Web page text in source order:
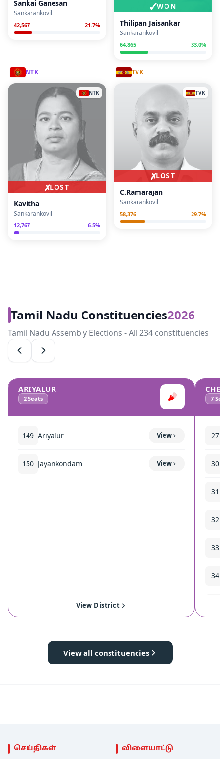
Sankai Ganesan
Sankarankovil
42,567 21.7%
✓WON
Thilipan Jaisankar
Sankarankovil
64,865 33.0%
NTK
✗LOST
NTK
Kavitha
Sankarankovil
12,767 6.5%
TVK
✗LOST
TVK
C.Ramarajan
Sankarankovil
58,376 29.7%
Tamil Nadu Constituencies2026
Tamil Nadu Assembly Elections - All 234 constituencies
ARIYALUR
2 Seats
149 Ariyalur View
150 Jayankondam View
View District
7
27
30
31
32
33
34
View all constituencies
செய்திகள் விளையாட்டு